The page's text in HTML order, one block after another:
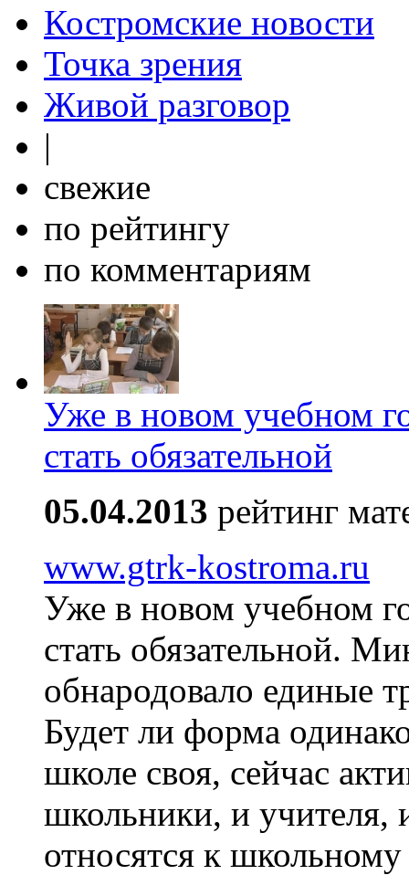
Костромские новости
Точка зрения
Живой разговор
|
свежие
по рейтингу
по комментариям
Уже в новом учебном
стать обязательной
05.04.2013 рейтинг
www.gtrk-kostroma.ru
Уже в новом учебном
стать обязательной.
обнародовало единые
Будет ли форма
школе своя, сейчас
школьники, и учителя,
относятся к школьному